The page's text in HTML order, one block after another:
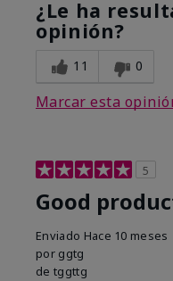
¿Le ha
opinión?
11 0
Marcar esta
5
Good
Enviado Hace 10 meses
por ggtg
de tggttg